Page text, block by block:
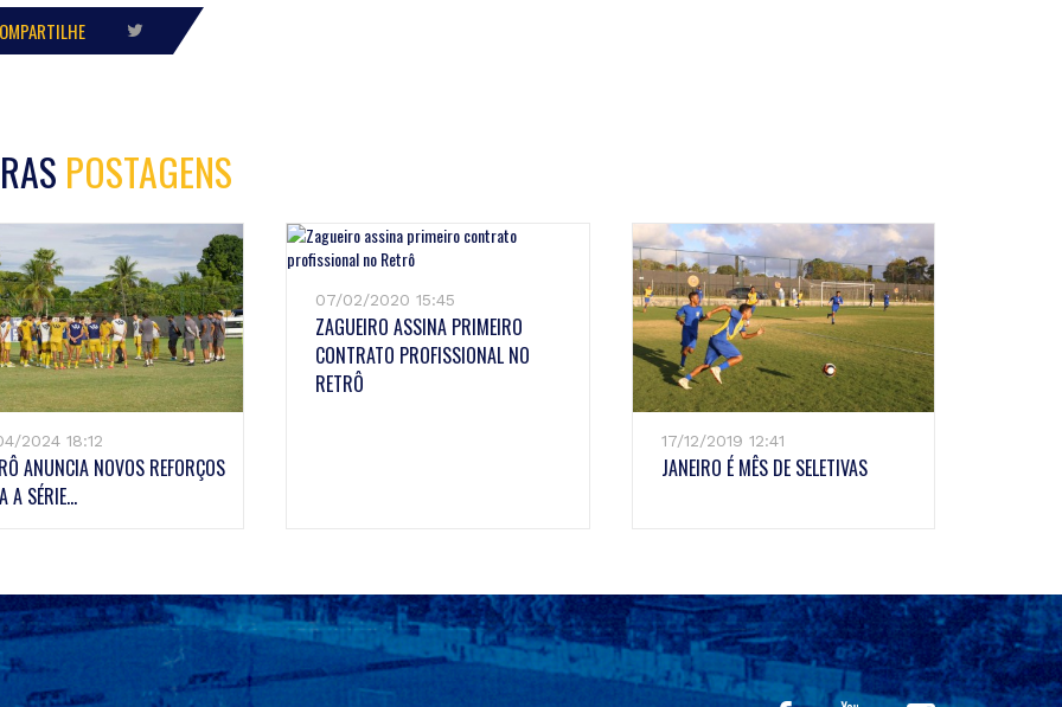
POSTAGENS
2024 18:12
ANUNCIA NOVOS REFORÇOS
A SÉRIE...
07/02/2020 15:45
ZAGUEIRO ASSINA PRIMEIRO
CONTRATO PROFISSIONAL NO
RETRÔ
17/12/2019 12:41
JANEIRO É MÊS DE SELETIVAS